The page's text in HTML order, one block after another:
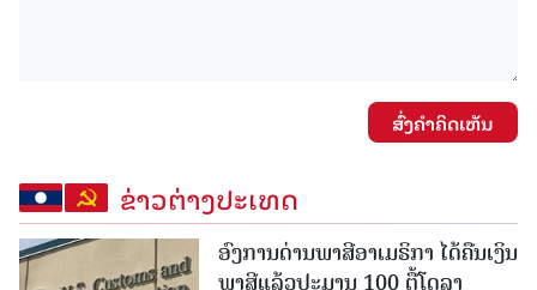
ສົ່ງຄໍາຄິດເຫັນ
ຂ່າວຕ່າງປະເທດ
ອົງການດ່ານພາສີອາເມຣິກາ ໄດ້ຄືນເງິນ
ພາສີແລ້ວປະມານ 100 ຕື້ໂດລາ